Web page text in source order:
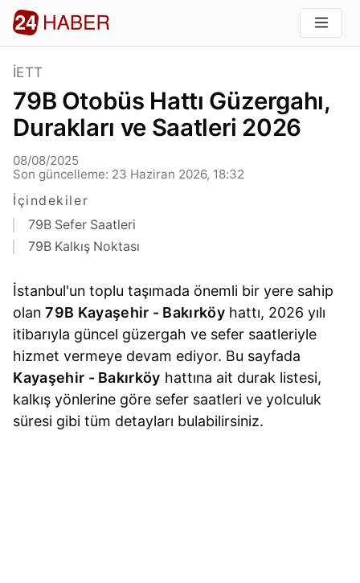
İETT
79B Otobüs Hattı Güzergahı,
Durakları ve Saatleri 2026
08/08/2025
Son güncelleme: 23 Haziran 2026, 18:32
İçindekiler
79B Sefer Saatleri
79B Kalkış Noktası
İstanbul'un toplu taşımada önemli bir yere sahip
olan79B Kayaşehir - Bakırköy hattı, 2026 yılı
itibarıyla güncel güzergah ve sefer saatleriyle
hizmet vermeye devam ediyor. Bu sayfada
Kayaşehir - Bakırköy hattına ait durak listesi,
kalkış yönlerine göre sefer saatleri ve yolculuk
süresi gibi tüm detayları bulabilirsiniz.